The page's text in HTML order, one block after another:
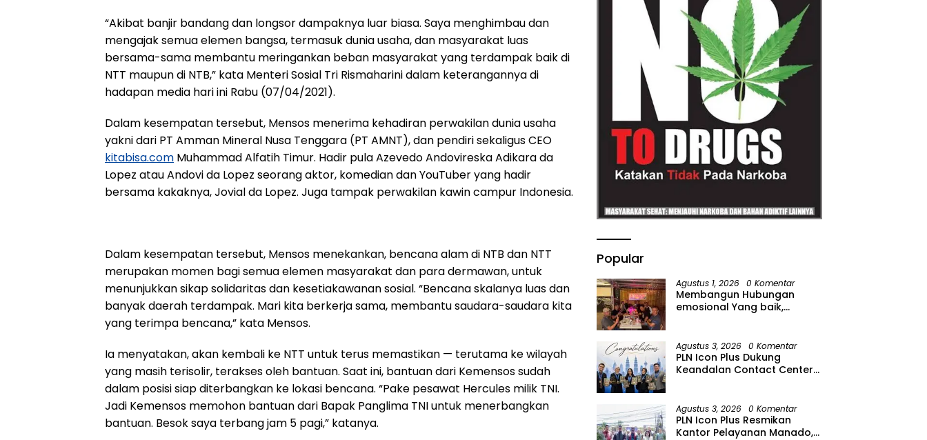
“Akibat banjir bandang dan longsor dampaknya luar biasa. Saya menghimbau dan
mengajak semua elemen bangsa, termasuk dunia usaha, dan masyarakat luas
bersama-sama membantu meringankan beban masyarakat yang terdampak baik di
NTT maupun di NTB,” kata Menteri Sosial Tri Rismaharini dalam keterangannya di
hadapan media hari ini Rabu (07/04/2021).
Dalam kesempatan tersebut, Mensos menerima kehadiran perwakilan dunia usaha
yakni dari PT Amman Mineral Nusa Tenggara (PT AMNT), dan pendiri sekaligus CEO
kitabisa.com Muhammad Alfatih Timur. Hadir pula Azevedo Andovireska Adikara da
Lopez atau Andovi da Lopez seorang aktor, komedian dan YouTuber yang hadir
bersama kakaknya, Jovial da Lopez. Juga tampak perwakilan kawin campur Indonesia.
Dalam kesempatan tersebut, Mensos menekankan, bencana alam di NTB dan NTT
merupakan momen bagi semua elemen masyarakat dan para dermawan, untuk
menunjukkan sikap solidaritas dan kesetiakawanan sosial. “Bencana skalanya luas dan
banyak daerah terdampak. Mari kita berkerja sama, membantu saudara-saudara kita
yang terimpa bencana,” kata Mensos.
Ia menyatakan, akan kembali ke NTT untuk terus memastikan — terutama ke wilayah
yang masih terisolir, terakses oleh bantuan. Saat ini, bantuan dari Kemensos sudah
dalam posisi siap diterbangkan ke lokasi bencana. “Pake pesawat Hercules milik TNI.
Jadi Kemensos memohon bantuan dari Bapak Panglima TNI untuk menerbangkan
bantuan. Besok saya terbang jam 5 pagi,” katanya.
Popular
Agustus 1, 2026 0 Komentar
Membangun Hubungan
emosional Yang baik,
Riyanto, SH Sinergitas tidak
harus resmi Dengan
suasana Santai lebih Dekat
Agustus 3, 2026 0 Komentar
PLN Icon Plus Dukung
Keandalan Contact Center
Agustus 3, 2026 0 Komentar
PLN Icon Plus Resmikan
Kantor Pelayanan Manado,